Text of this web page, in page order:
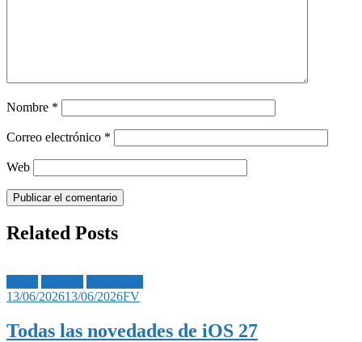
Nombre *
Correo electrónico *
Web
Related Posts
13/06/202613/06/2026FV
Todas las novedades de iOS 27